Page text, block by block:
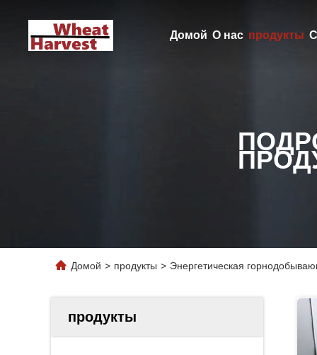
Домой О нас продукты
Домой > продукты > Энергетическая
продукты